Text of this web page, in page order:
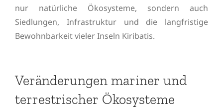
nur natürliche Ökosysteme, sondern auch
Siedlungen, Infrastruktur und die langfristige
Bewohnbarkeit vieler Inseln Kiribatis.
Veränderungen mariner und
terrestrischer Ökosysteme